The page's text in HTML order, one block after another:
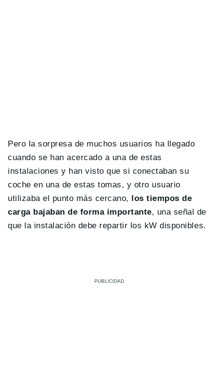
Pero la sorpresa de muchos usuarios ha llegado
cuando se han acercado a una de estas
instalaciones y han visto que si conectaban su
coche en una de estas tomas, y otro usuario
utilizaba el punto más cercano, los tiempos de
carga bajaban de forma importante, una señal de
que la instalación debe repartir los kW disponibles.